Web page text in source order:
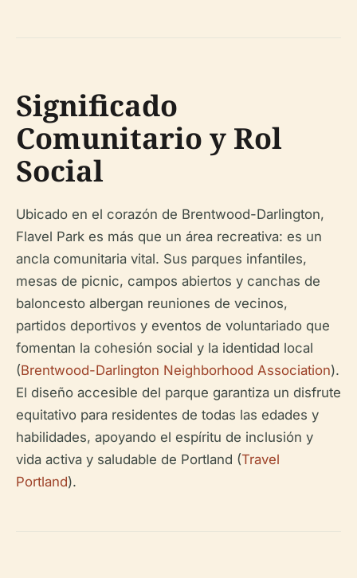
Significado
Comunitario y Rol
Social
Ubicado en el corazón de Brentwood-Darlington,
Flavel Park es más que un área recreativa: es un
ancla comunitaria vital. Sus parques infantiles,
mesas de picnic, campos abiertos y canchas de
baloncesto albergan reuniones de vecinos,
partidos deportivos y eventos de voluntariado que
fomentan la cohesión social y la identidad local
(Brentwood-Darlington Neighborhood Association).
El diseño accesible del parque garantiza un disfrute
equitativo para residentes de todas las edades y
habilidades, apoyando el espíritu de inclusión y
vida activa y saludable de Portland (Travel
Portland).